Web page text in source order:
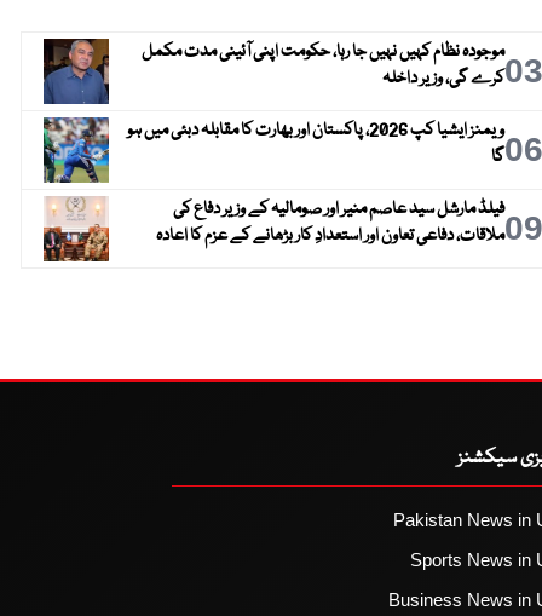
03موجودہ نظام کہیں نہیں جا رہا، حکومت اپنی آئینی مدت مکمل
کرے گی، وزیر داخلہ
06
ویمنز ایشیا کپ 2026، پاکستان اور بھارت کا مقابلہ دبئی میں ہو
گا
09فیلڈ مارشل سید عاصم منیر اور صومالیہ کے وزیر دفاع کی
ملاقات، دفاعی تعاون اور استعدادِ کار بڑھانے کے عزم کا اعادہ
سیکشنز
Pakistan News in
Sports News in
Business News in